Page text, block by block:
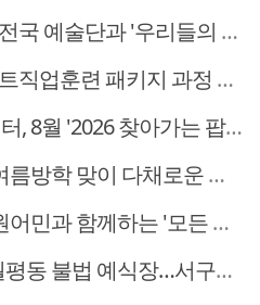
단과 '우리들의 하모니' 선보여
훈련 패키지 과정 3기' 모집
찾아가는 팝업놀이터' 운영
다채로운 독서문화 프로그램 운영
께하는 '모든 영어 모든 독서' 운영
장…서구의회 예비부부 피해 대책 촉구